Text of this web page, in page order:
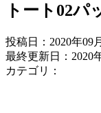
トート02パ
投稿日： 2020年09
最終更新日：2020
カテゴリ：